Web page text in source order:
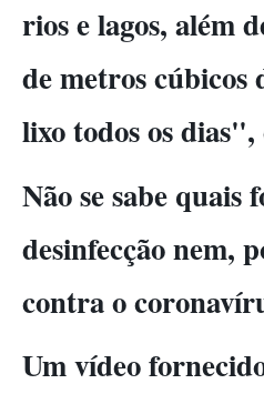
rios e lagos, além
de metros cúbicos
lixo todos os
Não se sabe quais
desinfecção nem,
contra o
Um vídeo